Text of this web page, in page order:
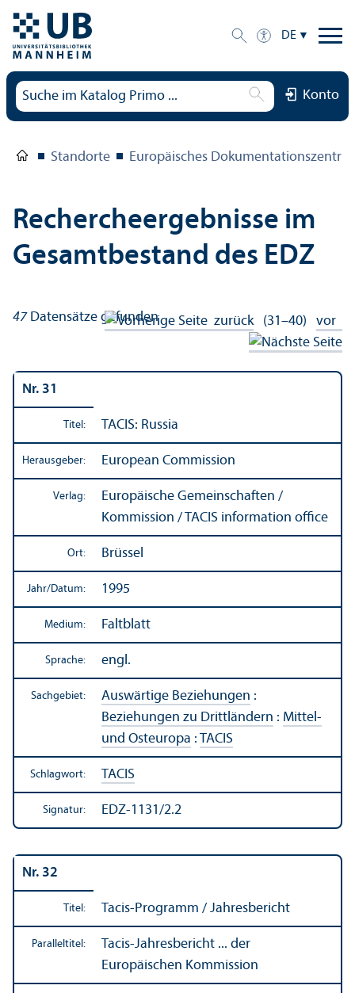
DE
Konto
Standorte Europäisches
Rechercheergebnisse im
Gesamtbestand des EDZ
47Datensätze gefunden zurück(31–40) vor
Nr. 31
Titel: TACIS: Russia
Herausgeber: European Commission
Verlag:
Europäische Gemeinschaften /
Kommission / TACIS information office
Ort: Brüssel
Jahr/Datum: 1995
Medium: Faltblatt
Sprache: engl.
Sachgebiet: Auswärtige Beziehungen :
Beziehungen zu Drittländern : Mittel-
und Osteuropa : TACIS
Schlagwort: TACIS
Signatur: EDZ-1131/2.2
Nr. 32
Titel: Tacis-Programm / Jahresbericht
Paralleltitel:
Tacis-Jahresbericht ... der
Europäischen Kommission